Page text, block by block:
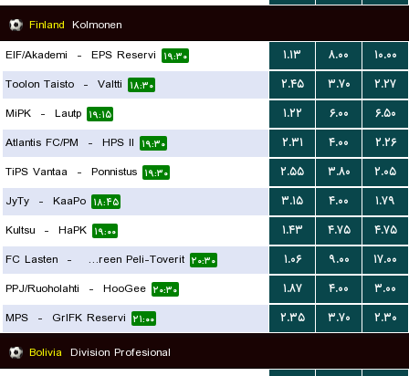
۱۶:۳۰Finland Kolmonen
EIF/Akademi - EPS Reservi ۱۹:۳۰ ۱.۱۳ ۸.۰۰
۱۰.۰۰
Toolon Taisto - Valtti ۱۸:۳۰ ۲.۴۵ ۳.۷۰
۲.۲۷
MiPK - Lautp ۱۹:۱۵ ۱.۲۲ ۶.۰۰
۶.۵۰
Atlantis FC/PM - HPS II ۱۹:۳۰ ۲.۳۱ ۴.۰۰
۲.۲۶
TiPS Vantaa - Ponnistus ۱۹:۳۰ ۲.۵۵ ۳.۸۰
۲.۰۵
JyTy - KaaPo ۱۸:۴۵ ۳.۱۵ ۴.۰۰
۱.۷۹
Kultsu - HaPK ۱۹:۰۰ ۱.۴۳ ۴.۷۵
۴.۷۵
FC Lasten - Tampereen Peli-Toverit ۲۰:۳۰ ۱.۰۶ ۹.۰۰
۱۷.۰۰
PPJ/Ruoholahti - HooGee ۲۰:۳۰ ۱.۸۷ ۴.۰۰
۳.۰۰
MPS - GrIFK Reservi ۲۱:۰۰ ۲.۳۵ ۳.۷۰
۲.۳۰
Bolivia Division Profesional